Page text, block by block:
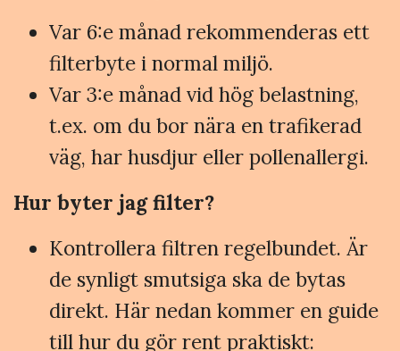
Var 6:e månad rekommenderas ett
filterbyte i normal miljö.
Var 3:e månad vid hög belastning,
t.ex. om du bor nära en trafikerad
väg, har husdjur eller pollenallergi.
Hur byter jag filter?
Kontrollera filtren regelbundet. Är
de synligt smutsiga ska de bytas
direkt. Här nedan kommer en guide
till hur du gör rent praktiskt: